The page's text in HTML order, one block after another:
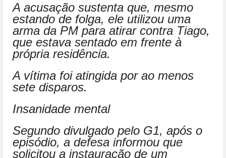
A acusação sustenta que, mesmo
estando de folga, ele utilizou uma
arma da PM para atirar contra Tiago,
que estava sentado em frente à
própria residência.
A vítima foi atingida por ao menos
sete disparos.
Insanidade mental
Segundo divulgado pelo G1, após o
episódio, a defesa informou que
solicitou a instauração de um